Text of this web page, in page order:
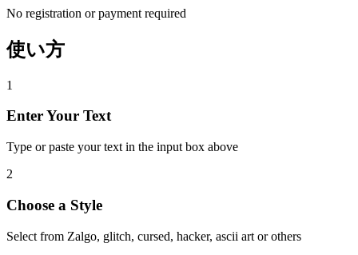
No registration or payment required
使い方
1
Enter Your Text
Type or paste your text in the input box above
2
Choose a Style
Select from Zalgo, glitch, cursed, hacker, ascii art or others